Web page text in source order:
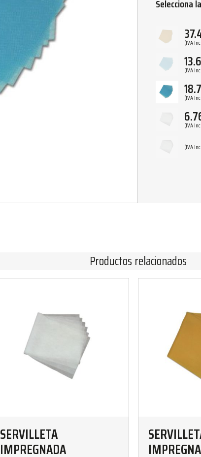
Selecciona
(IVA
(IVA
(IVA
(IVA
(IVA
Productos relacionados
SERVILLETA
IMPREGNADA